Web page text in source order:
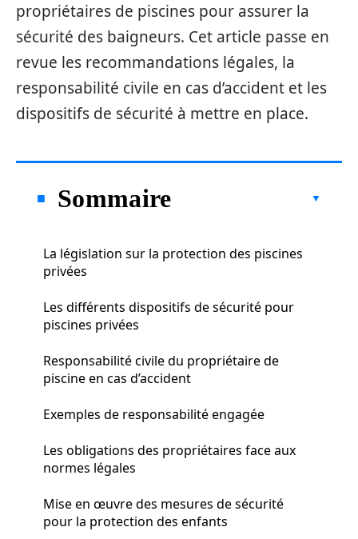
propriétaires de piscines pour assurer la
sécurité des baigneurs. Cet article passe en
revue les recommandations légales, la
responsabilité civile en cas d’accident et les
dispositifs de sécurité à mettre en place.
Sommaire
La législation sur la protection des piscines
privées
Les différents dispositifs de sécurité pour
piscines privées
Responsabilité civile du propriétaire de
piscine en cas d’accident
Exemples de responsabilité engagée
Les obligations des propriétaires face aux
normes légales
Mise en œuvre des mesures de sécurité
pour la protection des enfants